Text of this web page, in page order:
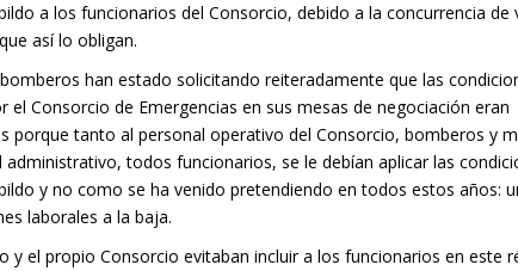
a los funcionarios del Consorcio, debido a la concurrencia de
así lo obligan.
han estado solicitando reiteradamente que las
el Consorcio de Emergencias en sus mesas de negociación eran
porque tanto al personal operativo del Consorcio, bomberos y
todos funcionarios, se le debían aplicar las
y no como se ha venido pretendiendo en todos estos años:
laborales a la baja.
y el propio Consorcio evitaban incluir a los funcionarios en este